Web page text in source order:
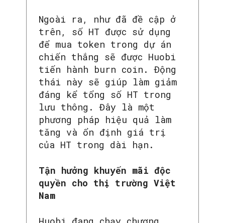
SEARCH...
Ngoài ra, như đã đề cập ở
trên, số HT được sử dụng
để mua token trong dự án
chiến thắng sẽ được Huobi
tiến hành burn coin. Động
thái này sẽ giúp làm giảm
đáng kể tổng số HT trong
lưu thông. Đây là một
phương pháp hiệu quả làm
tăng và ổn định giá trị
của HT trong dài hạn.
Tận hưởng khuyến mãi độc
quyền cho thị trường Việt
Nam